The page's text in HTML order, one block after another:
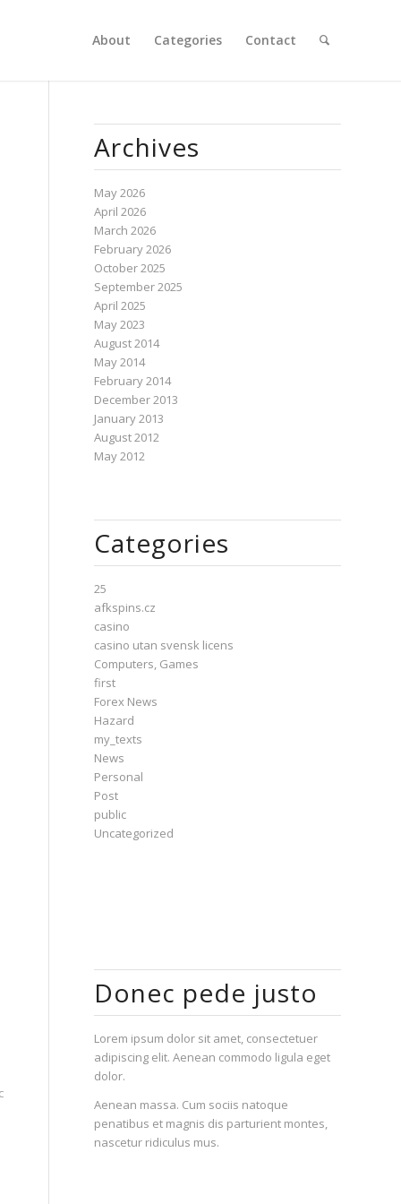
About Categories Contact
Archives
May 2026
April 2026
March 2026
February 2026
October 2025
September 2025
April 2025
May 2023
August 2014
May 2014
February 2014
December 2013
January 2013
August 2012
May 2012
Categories
25
afkspins.cz
casino
casino utan svensk licens
Computers, Games
first
Forex News
Hazard
my_texts
News
Personal
Post
public
Uncategorized
Donec pede justo
Lorem ipsum dolor sit amet, consectetuer
adipiscing elit. Aenean commodo ligula eget
dolor.
Aenean massa. Cum sociis natoque
penatibus et magnis dis parturient montes,
nascetur ridiculus mus.